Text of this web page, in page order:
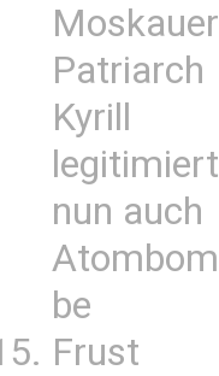
Moskauer
Patriarch
Kyrill
legitimiert
nun auch
Atombom
be
Frust